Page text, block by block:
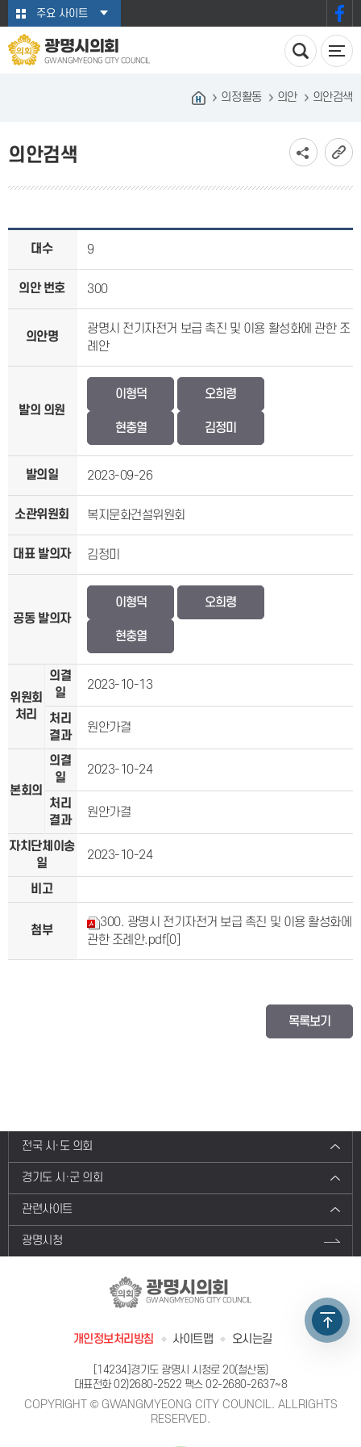
본문바로가기주요 사이트
광명시의회
GWANGMYEONG CITY COUNCIL
의정활동 의안 의안검색
의안검색
대수 9
의안 번호 300
의안명
광명시 전기자전거 보급 촉진 및 이용 활성화에 관한 조
례안
발의 의원
이형덕 오희령
현충열 김정미
발의일 2023-09-26
소관위원회 복지문화건설위원회
대표 발의자 김정미
공동 발의자
이형덕 오희령
현충열
위원회
처리
의결
일
2023-10-13
처리
결과
원안가결
본회의
의결
일
2023-10-24
처리
결과
원안가결
자치단체이송
일
2023-10-24
비고
첨부
300. 광명시 전기자전거 보급 촉진 및 이용 활성화에
관한 조례안.pdf[0]
목록보기
전국 시·도 의회
경기도 시·군 의회
관련사이트
광명시청
광명시의회
GWANGMYEONG CITY COUNCIL
개인정보처리방침 사이트맵 오시는길
[14234]경기도 광명시 시청로 20(철산동)
대표전화02)2680-2522 팩스 02-2680-2637~8
COPYRIGHT © GWANGMYEONG CITY COUNCIL. ALLRIGHTS
RESERVED.